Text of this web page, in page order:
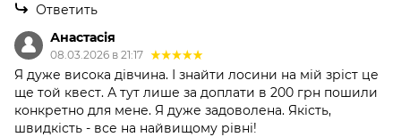
Ответить
Анастасія
08.03.2026 в 21:17
Я дуже висока дівчина. І знайти лосини на мій зріст це
ще той квест. А тут лише за доплати в 200 грн пошили
конкретно для мене. Я дуже задоволена. Якість,
швидкість - все на найвищому рівні!